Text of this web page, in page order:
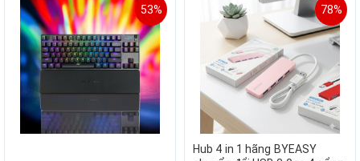
53% 78%
Hub 4 in 1 hãng BYEASY